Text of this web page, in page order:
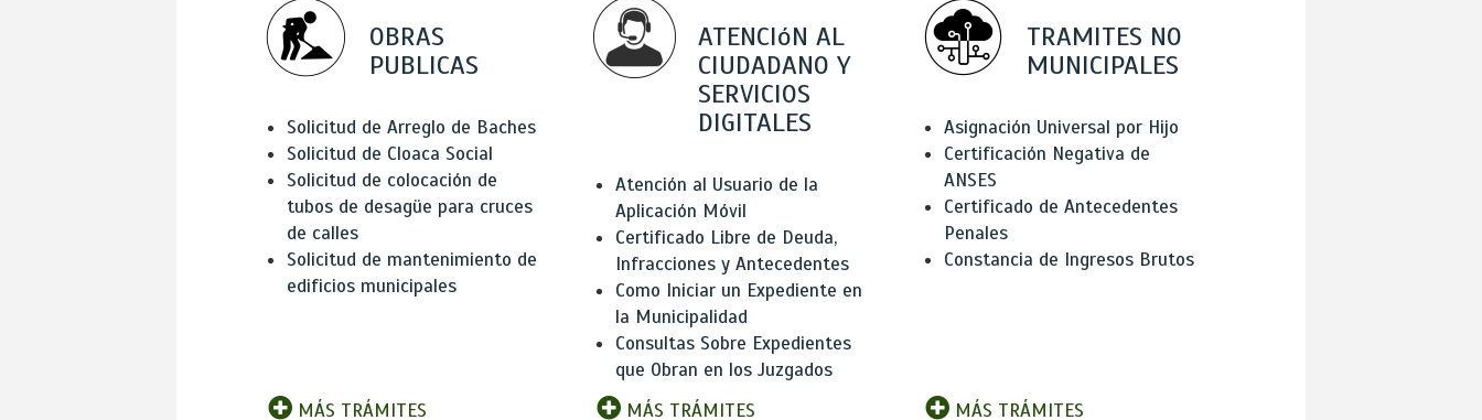
OBRAS
PUBLICAS
Solicitud de Arreglo de Baches
Solicitud de Cloaca Social
Solicitud de colocación de
tubos de desagüe para cruces
de calles
Solicitud de mantenimiento de
edificios municipales
MÁS TRÁMITES
ATENCIóN AL
CIUDADANO Y
SERVICIOS
DIGITALES
Atención al Usuario de la
Aplicación Móvil
Certificado Libre de Deuda,
Infracciones y Antecedentes
Como Iniciar un Expediente en
la Municipalidad
Consultas Sobre Expedientes
que Obran en los Juzgados
MÁS TRÁMITES
TRAMITES NO
MUNICIPALES
Asignación Universal por Hijo
Certificación Negativa de
ANSES
Certificado de Antecedentes
Penales
Constancia de Ingresos Brutos
MÁS TRÁMITES